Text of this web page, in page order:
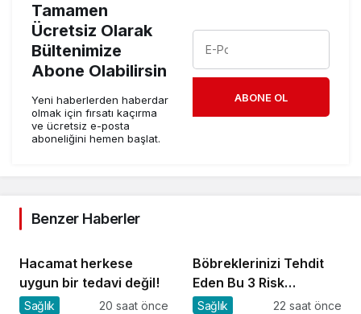
Tamamen
Ücretsiz Olarak
Bültenimize
Abone Olabilirsin
Yeni haberlerden haberdar
olmak için fırsatı kaçırma
ve ücretsiz e-posta
aboneliğini hemen başlat.
ABONE OL
Benzer Haberler
Hacamat herkese
uygun bir tedavi değil!
Sağlık 20 saat önce
Böbreklerinizi Tehdit
Eden Bu 3 Risk
Faktörüne Dikkat!
Sağlık 22 saat önce